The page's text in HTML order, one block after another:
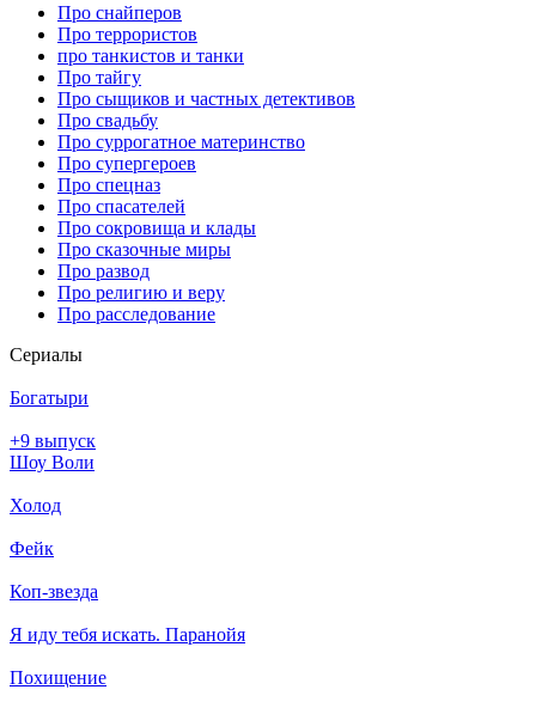
Про снайперов
Про террористов
про танкистов и танки
Про тайгу
Про сыщиков и частных детективов
Про свадьбу
Про суррогатное материнство
Про супергероев
Про спецназ
Про спасателей
Про сокровища и клады
Про сказочные миры
Про развод
Про религию и веру
Про расследование
Се­риа­лы
Богатыри
+9 выпуск
Шоу Воли
Холод
Фейк
Коп-звезда
Я иду тебя искать. Паранойя
Похищение